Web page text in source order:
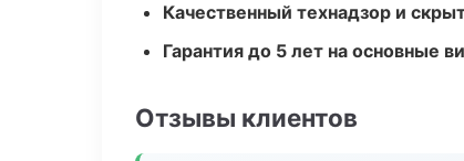
Качественный технадзор и
Гарантия до 5 лет на основные
Отзывы клиентов